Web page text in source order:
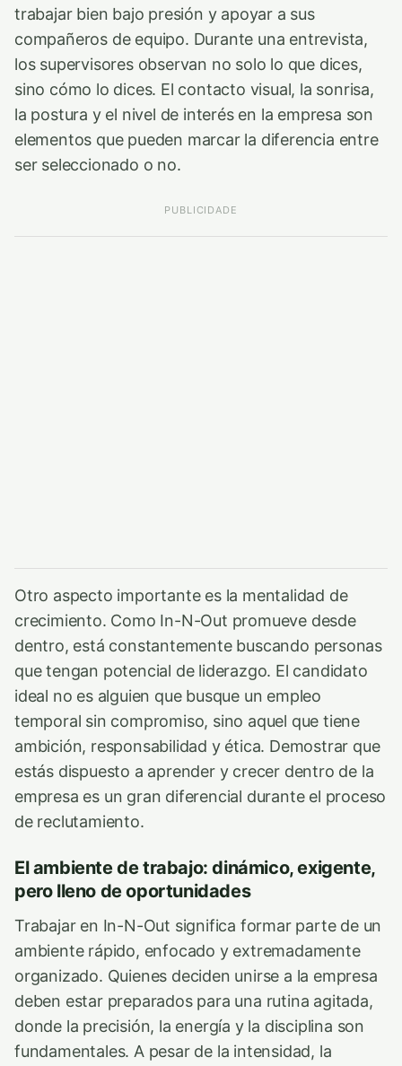
trabajar bien bajo presión y apoyar a sus
compañeros de equipo. Durante una entrevista,
los supervisores observan no solo lo que dices,
sino cómo lo dices. El contacto visual, la sonrisa,
la postura y el nivel de interés en la empresa son
elementos que pueden marcar la diferencia entre
ser seleccionado o no.
PUBLICIDADE
Otro aspecto importante es la mentalidad de
crecimiento. Como In-N-Out promueve desde
dentro, está constantemente buscando personas
que tengan potencial de liderazgo. El candidato
ideal no es alguien que busque un empleo
temporal sin compromiso, sino aquel que tiene
ambición, responsabilidad y ética. Demostrar que
estás dispuesto a aprender y crecer dentro de la
empresa es un gran diferencial durante el proceso
de reclutamiento.
El ambiente de trabajo: dinámico, exigente,
pero lleno de oportunidades
Trabajar en In-N-Out significa formar parte de un
ambiente rápido, enfocado y extremadamente
organizado. Quienes deciden unirse a la empresa
deben estar preparados para una rutina agitada,
donde la precisión, la energía y la disciplina son
fundamentales. A pesar de la intensidad, la